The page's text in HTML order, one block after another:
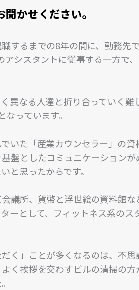
かせください。
するまでの8年の間に、勤務先
シスタントに従事する一方で、
異なる人達と折り合っていく難
っています。
いた「産業カウンセラー」の資
盤としたコミュニケーション
と思ったからです。
議所、貨幣と浮世絵の資料館
ーとして、フィットネス系のス
く」ことが多くなるのは、不思
く挨拶を交わすビルの清掃の